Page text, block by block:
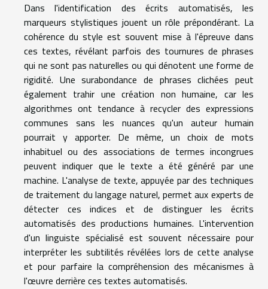
Dans l'identification des écrits automatisés, les
marqueurs stylistiques jouent un rôle prépondérant. La
cohérence du style est souvent mise à l'épreuve dans
ces textes, révélant parfois des tournures de phrases
qui ne sont pas naturelles ou qui dénotent une forme de
rigidité. Une surabondance de phrases clichées peut
également trahir une création non humaine, car les
algorithmes ont tendance à recycler des expressions
communes sans les nuances qu'un auteur humain
pourrait y apporter. De même, un choix de mots
inhabituel ou des associations de termes incongrues
peuvent indiquer que le texte a été généré par une
machine. L'analyse de texte, appuyée par des techniques
de traitement du langage naturel, permet aux experts de
détecter ces indices et de distinguer les écrits
automatisés des productions humaines. L'intervention
d'un linguiste spécialisé est souvent nécessaire pour
interpréter les subtilités révélées lors de cette analyse
et pour parfaire la compréhension des mécanismes à
l'œuvre derrière ces textes automatisés.